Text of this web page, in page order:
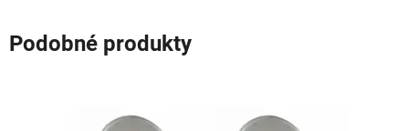
Podobné produkty